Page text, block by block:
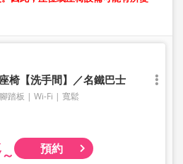
椅【洗手間】／名鐵巴士
腳踏板 Wi-Fi 寬鬆
預約